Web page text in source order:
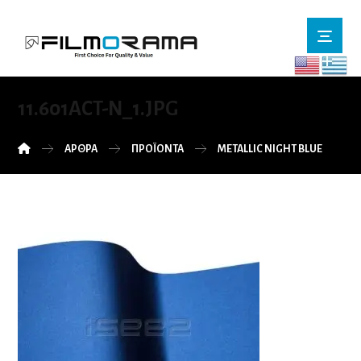
11.601ACT-N_1.JPG
ΆΡΘΡΑ ΠΡΟΪΌΝΤΑ METALLIC NIGHT BLUE